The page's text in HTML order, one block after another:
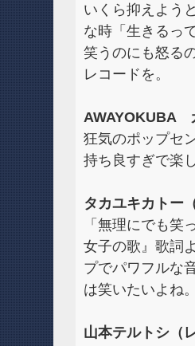
いくら抑えよう
な時「生きるっ
笑うのにも怒る
レコードを。
AWAYOKUBA
狂気のポップセ
持ち良すぎで楽
タカユキカトー
「無理にでも
女子の歌』歌詞
プでパワフルな
は笑いたいよね
山本テルトシ（